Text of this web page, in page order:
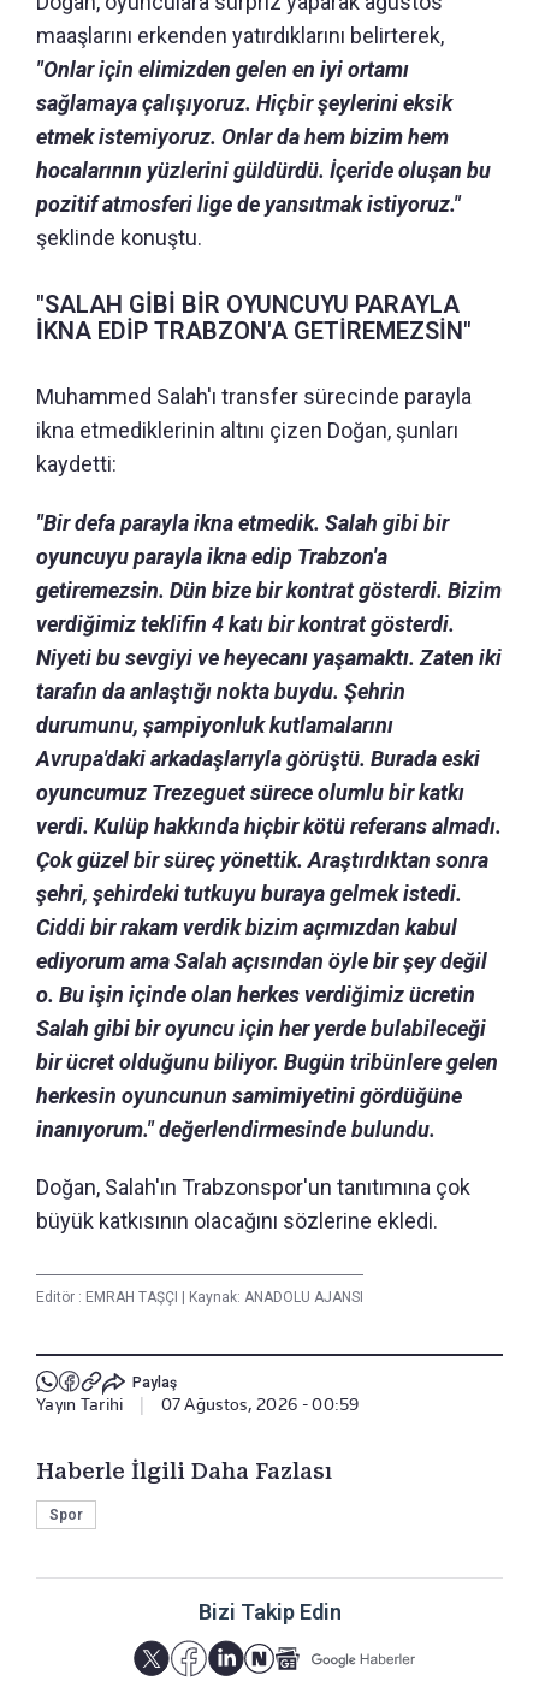
maaşlarını erkenden yatırdıklarını belirterek,
"Onlar için elimizden gelen en iyi ortamı
sağlamaya çalışıyoruz. Hiçbir şeylerini eksik
etmek istemiyoruz. Onlar da hem bizim hem
hocalarının yüzlerini güldürdü. İçeride oluşan bu
pozitif atmosferi lige de yansıtmak istiyoruz."
şeklinde konuştu.
"SALAH GİBİ BİR OYUNCUYU PARAYLA
İKNA EDİP TRABZON'A GETİREMEZSİN"
Muhammed Salah'ı transfer sürecinde parayla
ikna etmediklerinin altını çizen Doğan, şunları
kaydetti:
"Bir defa parayla ikna etmedik. Salah gibi bir
oyuncuyu parayla ikna edip Trabzon'a
getiremezsin. Dün bize bir kontrat gösterdi. Bizim
verdiğimiz teklifin 4 katı bir kontrat gösterdi.
Niyeti bu sevgiyi ve heyecanı yaşamaktı. Zaten iki
tarafın da anlaştığı nokta buydu. Şehrin
durumunu, şampiyonluk kutlamalarını
Avrupa'daki arkadaşlarıyla görüştü. Burada eski
oyuncumuz Trezeguet sürece olumlu bir katkı
verdi. Kulüp hakkında hiçbir kötü referans almadı.
Çok güzel bir süreç yönettik. Araştırdıktan sonra
şehri, şehirdeki tutkuyu buraya gelmek istedi.
Ciddi bir rakam verdik bizim açımızdan kabul
ediyorum ama Salah açısından öyle bir şey değil
o. Bu işin içinde olan herkes verdiğimiz ücretin
Salah gibi bir oyuncu için her yerde bulabileceği
bir ücret olduğunu biliyor. Bugün tribünlere gelen
herkesin oyuncunun samimiyetini gördüğüne
inanıyorum." değerlendirmesinde bulundu.
Doğan, Salah'ın Trabzonspor'un tanıtımına çok
büyük katkısının olacağını sözlerine ekledi.
Editör : EMRAH TAŞÇI | Kaynak: ANADOLU AJANSI
Paylaş
Yayın Tarihi | 07 Ağustos, 2026 - 00:59
Haberle İlgili Daha Fazlası
Spor
Bizi Takip Edin